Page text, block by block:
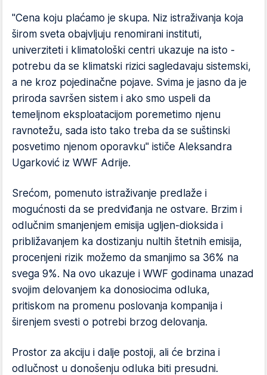
"Cena koju plaćamo je skupa. Niz istraživanja koja
širom sveta obajvljuju renomirani instituti,
univerziteti i klimatološki centri ukazuje na isto -
potrebu da se klimatski rizici sagledavaju sistemski,
a ne kroz pojedinačne pojave. Svima je jasno da je
priroda savršen sistem i ako smo uspeli da
temeljnom eksploatacijom poremetimo njenu
ravnotežu, sada isto tako treba da se suštinski
posvetimo njenom oporavku" ističe Aleksandra
Ugarković iz WWF Adrije.
Srećom, pomenuto istraživanje predlaže i
mogućnosti da se predviđanja ne ostvare. Brzim i
odlučnim smanjenjem emisija ugljen-dioksida i
približavanjem ka dostizanju nultih štetnih emisija,
procenjeni rizik možemo da smanjimo sa 36% na
svega 9%. Na ovo ukazuje i WWF godinama unazad
svojim delovanjem ka donosiocima odluka,
pritiskom na promenu poslovanja kompanija i
širenjem svesti o potrebi brzog delovanja.
Prostor za akciju i dalje postoji, ali će brzina i
odlučnost u donošenju odluka biti presudni.